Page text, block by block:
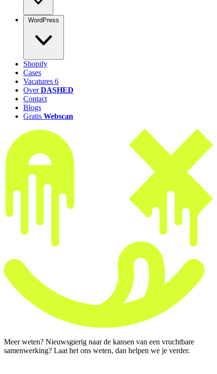
WordPress
Shopify
Cases
Vacatures 6
OverDASHED
Contact
Blogs
Gratis Webscan
Meer weten? Nieuwsgierig naar de kansen van een vruchtbare
samenwerking? Laat het ons weten, dan helpen we je verder.